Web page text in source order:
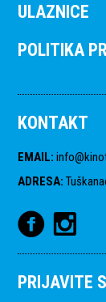
ULAZNICE
POLITIKA
KONTAKT
EMAIL:
ADRESA:
PRIJAVITE